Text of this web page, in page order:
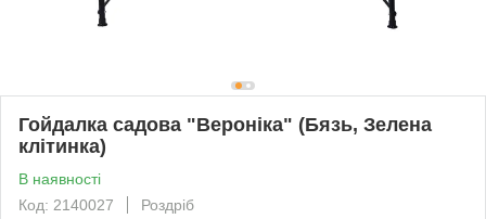
Гойдалка садова "Вероніка" (Бязь, Зелена
клітинка)
В наявності
Код: 2140027
Роздріб